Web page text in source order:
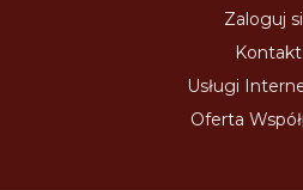
Zaloguj
Kontakt
Usługi
Oferta